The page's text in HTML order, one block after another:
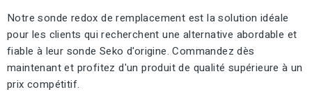
Notre sonde redox de remplacement est la solution idéale
pour les clients qui recherchent une alternative abordable et
fiable à leur sonde Seko d'origine. Commandez dès
maintenant et profitez d'un produit de qualité supérieure à un
prix compétitif.